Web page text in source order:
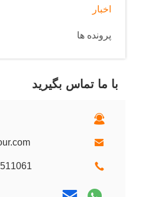
اخبار
پرونده ها
با ما تماس بگیرید